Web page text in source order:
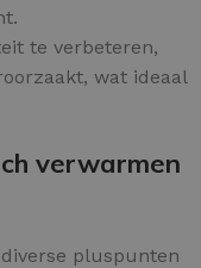
te verbeteren,
wat ideaal
verwarmen
pluspunten